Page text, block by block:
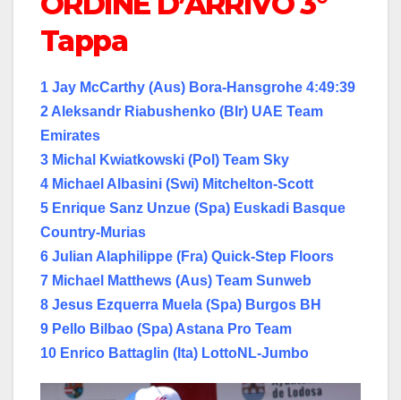
Tappa
1 Jay McCarthy (Aus) Bora-Hansgrohe 4:49:39
2 Aleksandr Riabushenko (Blr) UAE Team
Emirates
3 Michal Kwiatkowski (Pol) Team Sky
4 Michael Albasini (Swi) Mitchelton-Scott
5 Enrique Sanz Unzue (Spa) Euskadi Basque
Country-Murias
6 Julian Alaphilippe (Fra) Quick-Step Floors
7 Michael Matthews (Aus) Team Sunweb
8 Jesus Ezquerra Muela (Spa) Burgos BH
9 Pello Bilbao (Spa) Astana Pro Team
10 Enrico Battaglin (Ita) LottoNL-Jumbo